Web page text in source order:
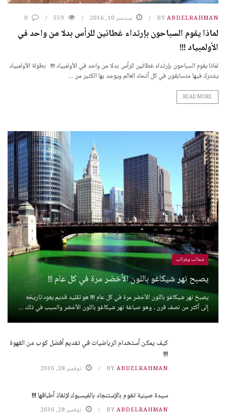
BY ABDELRAHMAN سبتمبر 10, 2016 559
0
لماذا يقوم السباحون بإرتداء غطائين للرأس بدلا من واحد في
الأولمبياد !!!
لماذا يقوم السباحون بإرتداء غطائين للرأس بدلا من واحد في الأولمبياد !!! بطولة الأولمبياد
يشترك فيها متسابقون في كل أنحاء العالم ويوجد بها الكثير من ...
READ MORE
عجائب وغرائب
يصبح نهر شيكاغو باللون الأخضر مرة في كل عام !!!
يصبخ نهر شيكاغو باللون الأخضر مرة في كل عام !!! هو تقليد قديم يعود تاريخه
إلى أكثر من نصف قرن ، وهو صباغة نهر شيكاغو باللون الأخضر والسبب في ذلك ...
كيف يمكن أستخدام الرياضيات في تقديم أفضل كوب من القهوة
!!!
BY ABDELRAHMAN نوفمبر 28, 2016
سيدة صينية تقوم بالإستنجاد بالفيسبوك لإنقاذ أطباقها !!!
BY ABDELRAHMAN نوفمبر 28, 2016